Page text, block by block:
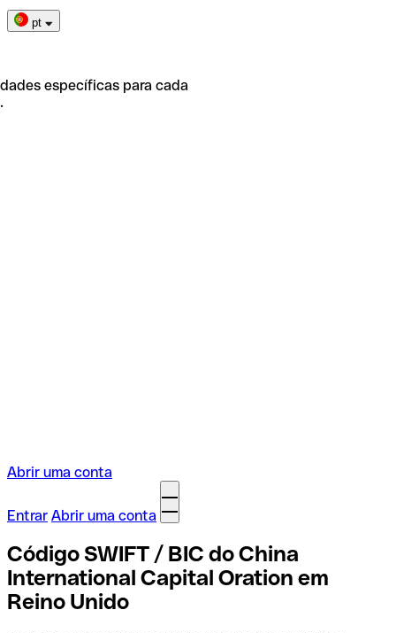
pt
específicas para cada
Abrir uma conta
Entrar Abrir uma conta
Código SWIFT / BIC do China
International Capital Oration em
Reino Unido